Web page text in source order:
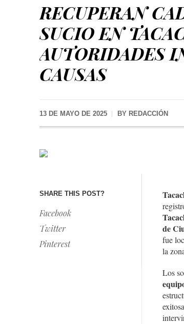
RECUPERAN
SUCIO EN
AUTORIDADES
CAUSAS
13 DE MAYO DE 2025 BY REDACCIÓN
SHARE THIS POST?
Facebook
Twitter
Pinterest
de
fue
la
Los